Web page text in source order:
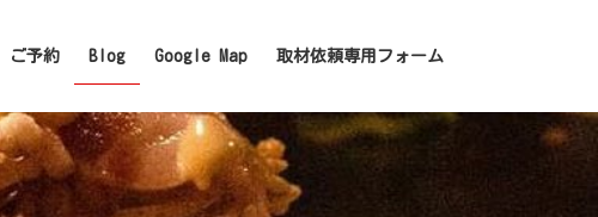
ご予約 Blog Google Map 取材依頼専用フォーム